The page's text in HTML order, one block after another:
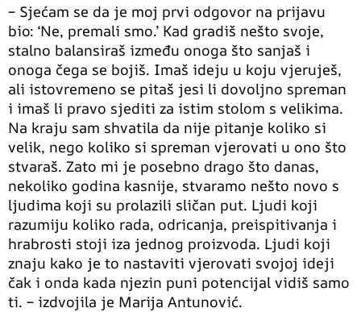
– Sjećam se da je moj prvi odgovor na prijavu
bio: ‘Ne, premali smo.’ Kad gradiš nešto svoje,
stalno balansiraš između onoga što sanjaš i
onoga čega se bojiš. Imaš ideju u koju vjeruješ,
ali istovremeno se pitaš jesi li dovoljno spreman
i imaš li pravo sjediti za istim stolom s velikima.
Na kraju sam shvatila da nije pitanje koliko si
velik, nego koliko si spreman vjerovati u ono što
stvaraš. Zato mi je posebno drago što danas,
nekoliko godina kasnije, stvaramo nešto novo s
ljudima koji su prolazili sličan put. Ljudi koji
razumiju koliko rada, odricanja, preispitivanja i
hrabrosti stoji iza jednog proizvoda. Ljudi koji
znaju kako je to nastaviti vjerovati svojoj ideji
čak i onda kada njezin puni potencijal vidiš samo
ti. – izdvojila je Marija Antunović.